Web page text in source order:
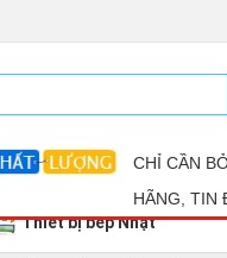
CHỈ CẦN
HÃNG, TIN
Thiết bị bếp Nhật